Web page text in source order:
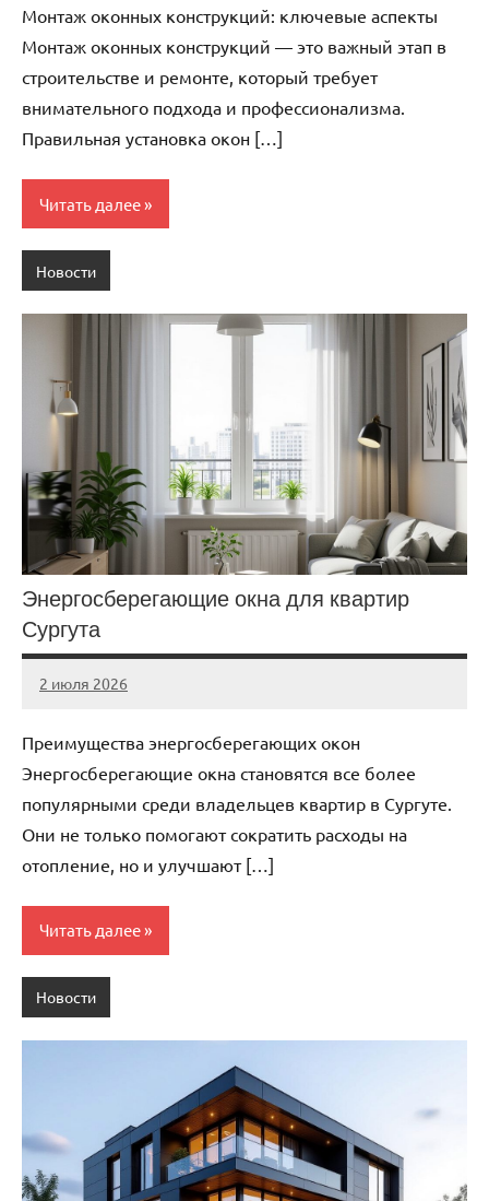
Монтаж оконных конструкций: ключевые аспекты
Монтаж оконных конструкций — это важный этап в
строительстве и ремонте, который требует
внимательного подхода и профессионализма.
Правильная установка окон […]
Читать далее
Новости
Энергосберегающие окна для квартир
Сургута
2 июля 2026
Avtor
Нет
Преимущества энергосберегающих окон
Энергосберегающие окна становятся все более
популярными среди владельцев квартир в Сургуте.
Они не только помогают сократить расходы на
отопление, но и улучшают […]
Читать далее
Новости